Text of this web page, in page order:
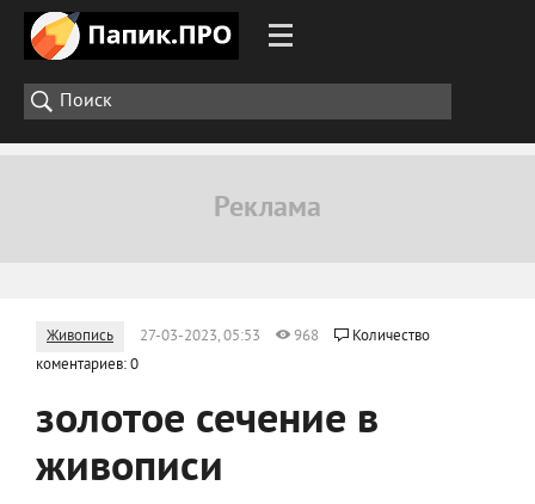
Живопись 27-03-2023, 05:53 968
Количество
коментариев: 0
золотое сечение в
живописи